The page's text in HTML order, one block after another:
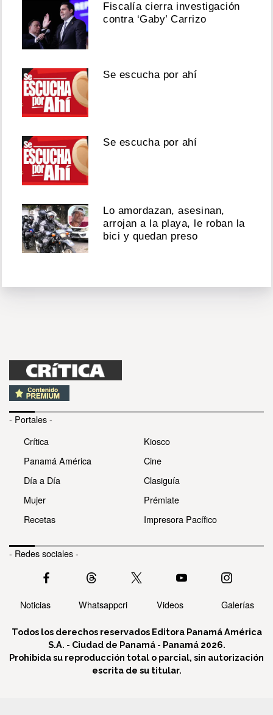
Fiscalía cierra investigación
contra ‘Gaby’ Carrizo
Se escucha por ahí
Se escucha por ahí
Lo amordazan, asesinan,
arrojan a la playa, le roban la
bici y quedan preso
- Portales -
Crítica
Panamá América
Día a Día
Mujer
Recetas
Kiosco
Cine
Clasiguía
Prémiate
Impresora Pacífico
- Redes sociales -
Noticias Whatsappcri Videos Galerías
Todos los derechos reservados Editora Panamá América
S.A. - Ciudad de Panamá - Panamá 2026.
Prohibida su reproducción total o parcial, sin autorización
escrita de su titular.